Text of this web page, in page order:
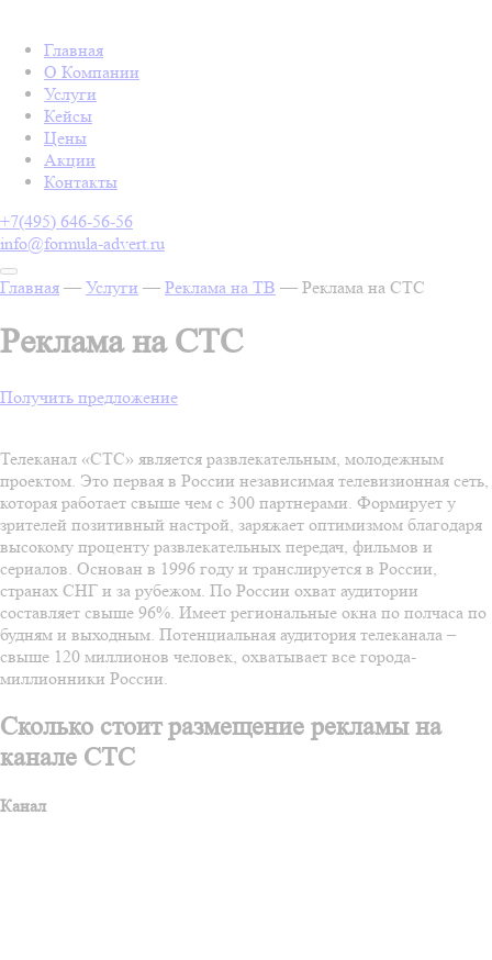
Главная
О Компании
Услуги
Кейсы
Цены
Акции
Контакты
+7(495) 646-56-56
info@formula-advert.ru
Главная — Услуги — Реклама на ТВ — Реклама на СТС
Реклама на СТС
Получить предложение
Телеканал «СТС» является развлекательным, молодежным
проектом. Это первая в России независимая телевизионная сеть,
которая работает свыше чем с 300 партнерами. Формирует у
зрителей позитивный настрой, заряжает оптимизмом благодаря
высокому проценту развлекательных передач, фильмов и
сериалов. Основан в 1996 году и транслируется в России,
странах СНГ и за рубежом. По России охват аудитории
составляет свыше 96%. Имеет региональные окна по полчаса по
будням и выходным. Потенциальная аудитория телеканала –
свыше 120 миллионов человек, охватывает все города-
миллионники России.
Сколько стоит размещение рекламы на
канале СТС
Канал